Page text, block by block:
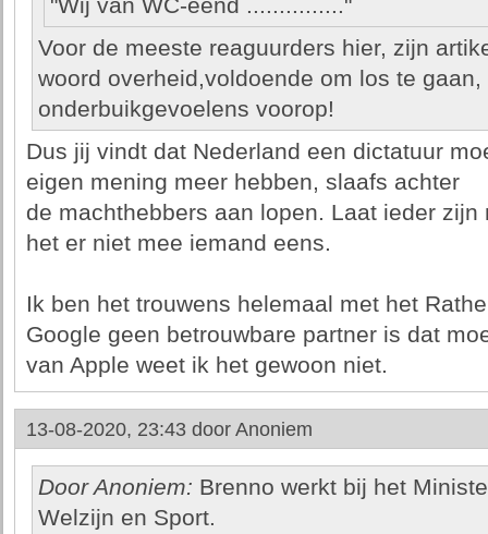
"Wij van WC-eend ..............."
Voor de meeste reaguurders hier, zijn
woord overheid,voldoende om los te
onderbuikgevoelens voorop!
Dus jij vindt dat Nederland een dictatuur
eigen mening meer hebben, slaafs achter
de machthebbers aan lopen. Laat ieder
het er niet mee iemand eens.
Ik ben het trouwens helemaal met het
Google geen betrouwbare partner is dat
van Apple weet ik het gewoon niet.
13-08-2020, 23:43 door Anoniem
Door Anoniem: Brenno werkt bij het
Welzijn en Sport.